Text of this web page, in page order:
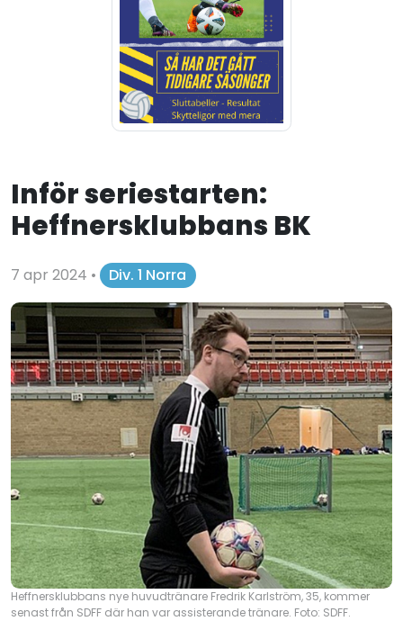
Inför seriestarten:
Heffnersklubbans BK
7 apr 2024 • Div. 1 Norra
Heffnersklubbans nye huvudtränare Fredrik Karlström, 35, kommer
senast från SDFF där han var assisterande tränare. Foto: SDFF.